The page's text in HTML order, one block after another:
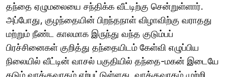
தந்தை ஏழுமலையை சந்திக்க வீட்டிற்கு சென்றுள்ளார்.
அப்போது, குழந்தையின் பிறந்தநாள் விழாவிற்கு வராதது
மற்றும் நீண்ட காலமாக இருந்து வந்த குடும்பப்
பிரச்சினைகள் குறித்து தந்தையிடம் கேள்வி எழுப்பிய
நிலையில் வீட்டின் வாசல் பகுதியில் தந்தை-மகன் இடையே
கடும் வாக்குவாதம் ஏற்பட்டுள்ளது. வாக்குவாதம் முற்றி